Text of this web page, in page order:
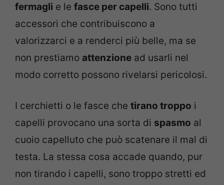
fermagli e le fasce per capelli. Sono tutti
accessori che contribuiscono a
valorizzarci e a renderci più belle, ma se
non prestiamo attenzione ad usarli nel
modo corretto possono rivelarsi pericolosi.
I cerchietti o le fasce che tirano troppo i
capelli provocano una sorta di spasmo al
cuoio capelluto che può scatenare il mal di
testa. La stessa cosa accade quando, pur
non tirando i capelli, sono troppo stretti ed